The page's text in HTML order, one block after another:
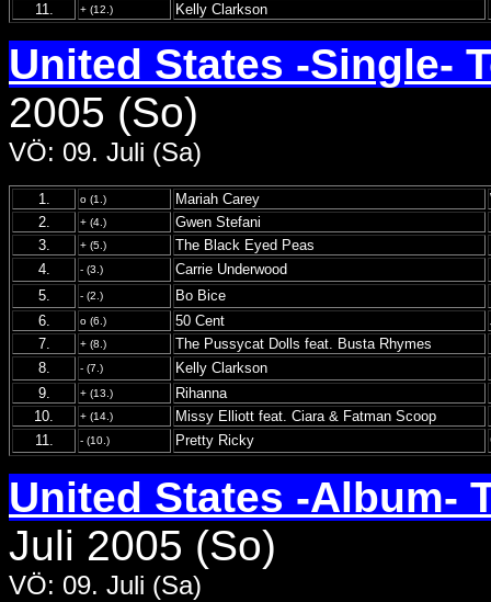
11.
+ (12.) Kelly Clarkson
United States -Single-
2005 (So)
VÖ: 09. Juli (Sa)
1. o (1.) Mariah Carey
2.
+ (4.) Gwen Stefani
3.
+ (5.) The Black Eyed Peas
4.
- (3.) Carrie Underwood
5.
- (2.) Bo Bice
6.
o (6.) 50 Cent
7.
+ (8.) The Pussycat Dolls feat. Busta Rhymes
8.
- (7.) Kelly Clarkson
9.
+ (13.) Rihanna
10.
+ (14.) Missy Elliott feat. Ciara & Fatman Scoop
11.
- (10.) Pretty Ricky
United States -Album-
Juli 2005 (So)
VÖ: 09. Juli (Sa)